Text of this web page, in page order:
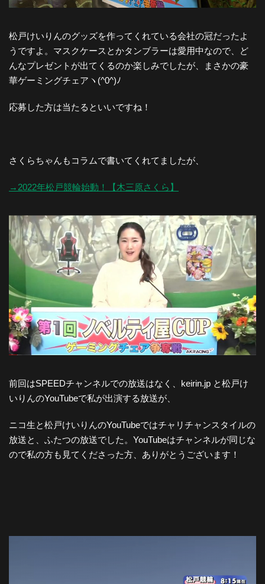
松戸けいりんのグッズを作ってくれている会社の冠だったよ
うですよ。マスクケースとかタンブラーは愛用中なので、ど
んなプレゼントが出てくるのか楽しみでしたが、まさかの豪
華ゲーミングチェアヽ(^0^)ﾉ
応募した方は当たるといいですね！
さくらちゃんもコラムで書いてくれてましたが、
→2022年松戸競輪始動！【木三原さくら】
前回はSPEEDチャンネルでの放送はなく、keirin.jp と松戸け
いりんのYouTubeで私が出演する放送が、
ニコ生と松戸けいりんのYouTubeではチャリチャンスタイルの
放送と、ふたつの放送でした。YouTubeはチャンネルが同じな
ので私の方も見てくださった方、ありがとうございます！